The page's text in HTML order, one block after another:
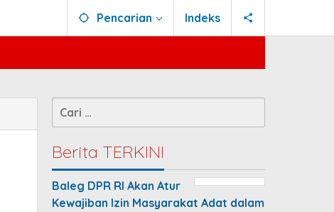
Pencarian Indeks
Cari
untuk:
Berita TERKINI
Baleg DPR RI Akan Atur
Kewajiban Izin Masyarakat Adat dalam